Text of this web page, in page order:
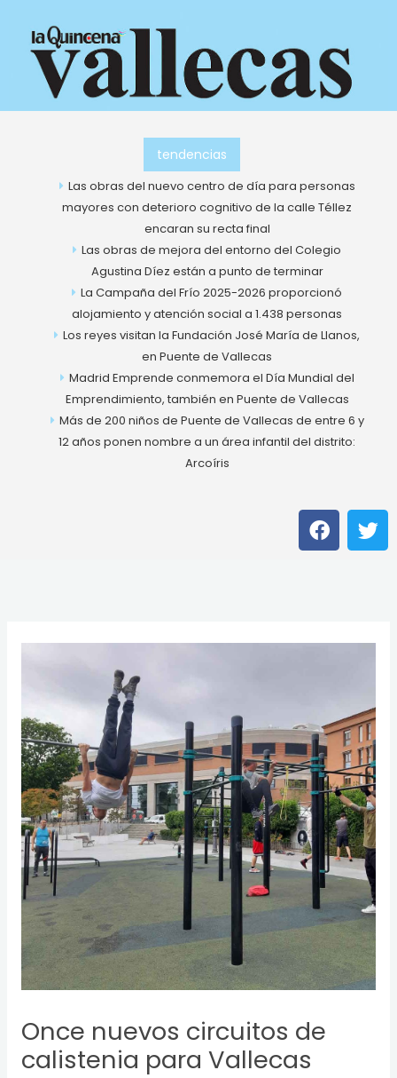
contenido
tendencias
Las obras del nuevo centro de día para personas
mayores con deterioro cognitivo de la calle Téllez
encaran su recta final
Las obras de mejora del entorno del Colegio
Agustina Díez están a punto de terminar
La Campaña del Frío 2025-2026 proporcionó
alojamiento y atención social a 1.438 personas
Los reyes visitan la Fundación José María de Llanos,
en Puente de Vallecas
Madrid Emprende conmemora el Día Mundial del
Emprendimiento, también en Puente de Vallecas
Más de 200 niños de Puente de Vallecas de entre 6 y
12 años ponen nombre a un área infantil del distrito:
Arcoíris
F
a
c
o
T
w
i
r
Once nuevos circuitos de
calistenia para Vallecas